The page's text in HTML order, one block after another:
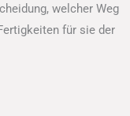
welcher Weg
für sie der